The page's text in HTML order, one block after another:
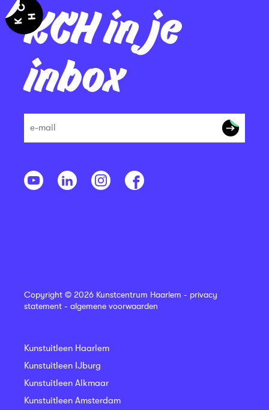
KCH in je
inbox
Copyright © 2026 Kunstcentrum Haarlem - privacy
statement - algemene voorwaarden
Kunstuitleen Haarlem
Kunstuitleen IJburg
Kunstuitleen Alkmaar
Kunstuitleen Amsterdam